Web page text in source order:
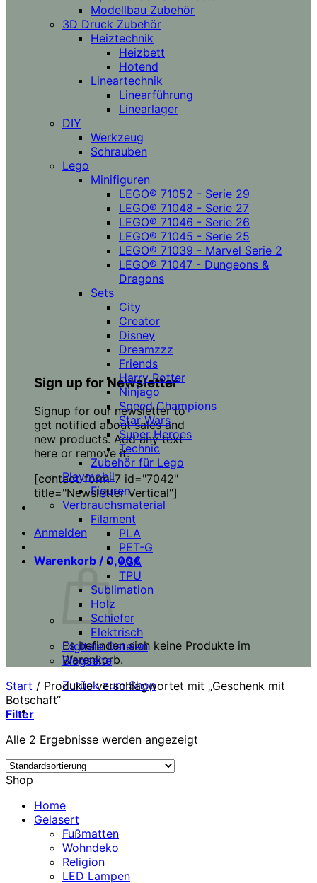
Sign up for Newsletter
Signup for our newsletter to
get notified about sales and
new products. Add any text
here or remove it.
[contact-form-7 id="7042"
title="Newsletter Vertical"]
Anmelden
Warenkorb / 0,00€
Es befinden sich keine Produkte im
Warenkorb.
Zurück zum Shop
Modellbau Zubehör
3D Druck Zubehör
Heiztechnik
Heizbett
Hotend
Lineartechnik
Linearführung
Linearlager
DIY
Werkzeug
Schrauben
Lego
Minifiguren
LEGO® 71052 - Serie 29
LEGO® 71048 - Serie 27
LEGO® 71046 - Serie 26
LEGO® 71045 - Serie 25
LEGO® 71039 - Marvel Serie 2
LEGO® 71047 - Dungeons &
Dragons
Sets
City
Creator
Disney
Dreamzzz
Friends
Harry Potter
Ninjago
Speed Champions
Star Wars
Super Heroes
Technic
Zubehör für Lego
Playmobil
Figuren
Verbrauchsmaterial
Filament
PLA
PET-G
ASA
TPU
Sublimation
Holz
Schiefer
Elektrisch
Digitale Dateien
Blogseite
Start / Produkte verschlagwortet mit „Geschenk mit
Botschaft“
Filter
Alle 2 Ergebnisse werden angezeigt
Shop
Home
Gelasert
Fußmatten
Wohndeko
Religion
LED Lampen